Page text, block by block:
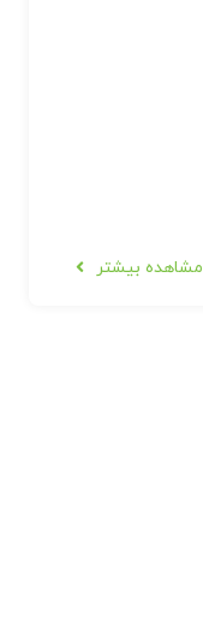
مشاهده بیشتر